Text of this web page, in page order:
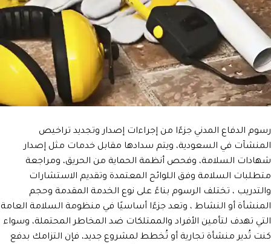
رسوم الدفاع المدني جزءًا من إجراءات إصدار وتجديد تراخيص
المنشآت في السعودية، ويتم سدادها مقابل خدمات مثل إصدار
شهادات السلامة، وفحص أنظمة الحماية من الحريق، ومراجعة
متطلبات السلامة وفق اللوائح المعتمدة وتقديم الاستشارات
والتدريب ، تختلف الرسوم بناءً على نوع الخدمة المقدمة وحجم
المنشأة أو النشاط ، وتعد جزءًا أساسيًا في منظومة السلامة العامة
التي تهدف لتأمين الأفراد والممتلكات ضد المخاطر المحتملة، وسواء
كنت تُدير منشأة تجارية أو تُخطط لمشروع جديد، فإن التزامك بدفع